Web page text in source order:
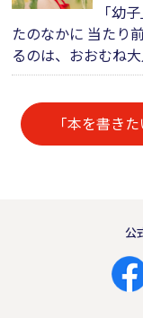
「幼
たのなかに 当たり
るのは、おおむね
「本を書き
公